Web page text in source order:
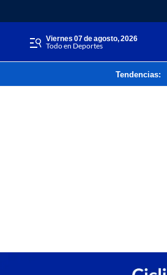
viernes 07 de agosto, 2026
Todo en Deportes
Tendencias: